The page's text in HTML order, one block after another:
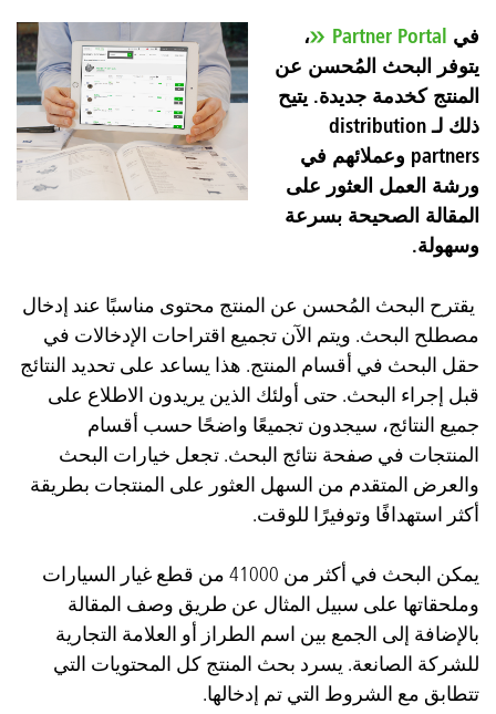
في Partner Portal
،
يتوفر البحث المُحسن عن
المنتج كخدمة جديدة. يتيح
ذلك لـ distribution
partners وعملائهم في
ورشة العمل العثور على
المقالة الصحيحة بسرعة
وسهولة.
يقترح البحث المُحسن عن المنتج محتوى مناسبًا عند إدخال
مصطلح البحث. ويتم الآن تجميع اقتراحات الإدخالات في
حقل البحث في أقسام المنتج. هذا يساعد على تحديد النتائج
قبل إجراء البحث. حتى أولئك الذين يريدون الاطلاع على
جميع النتائج، سيجدون تجميعًا واضحًا حسب أقسام
المنتجات في صفحة نتائج البحث. تجعل خيارات البحث
والعرض المتقدم من السهل العثور على المنتجات بطريقة
أكثر استهدافًا وتوفيرًا للوقت.
يمكن البحث في أكثر من 41000 من قطع غيار السيارات
وملحقاتها على سبيل المثال عن طريق وصف المقالة
بالإضافة إلى الجمع بين اسم الطراز أو العلامة التجارية
للشركة الصانعة. يسرد بحث المنتج كل المحتويات التي
تتطابق مع الشروط التي تم إدخالها.